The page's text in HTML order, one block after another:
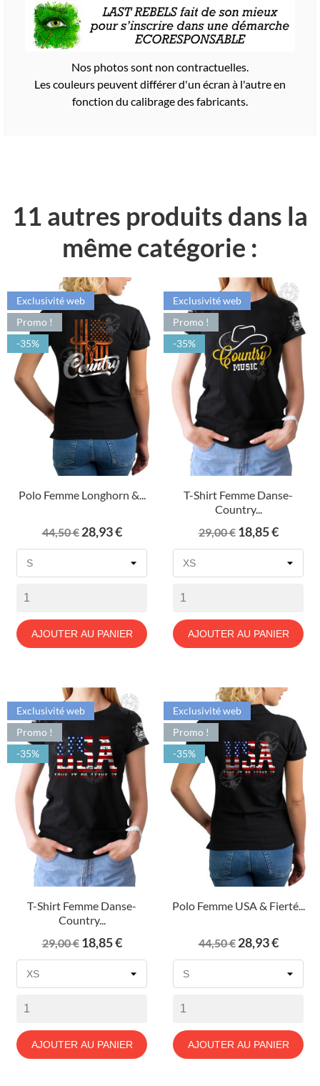
Nos photos sont non contractuelles.
Les couleurs peuvent différer d'un écran à l'autre en
fonction du calibrage des fabricants.
11 autres produits dans la
même catégorie :
Polo Femme Longhorn &...
Prix
de
44,50 € Prix
28,93 €
AJOUTER AU PANIER
Exclusivité web
Promo !
-35%
T-Shirt Femme Danse-
Country...
Prix
de
29,00 € Prix
18,85 €
AJOUTER AU PANIER
Exclusivité web
Promo !
-35%
T-Shirt Femme Danse-
Country...
Prix
de
29,00 € Prix
18,85 €
AJOUTER AU PANIER
Exclusivité web
Promo !
-35%
Polo Femme USA & Fierté...
Prix
de
44,50 € Prix
28,93 €
AJOUTER AU PANIER
Exclusivité web
Promo !
-35%